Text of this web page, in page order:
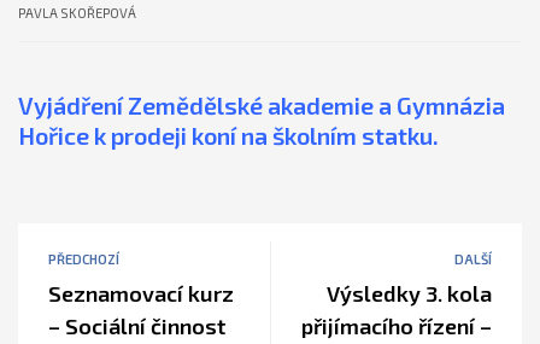
PAVLA SKOŘEPOVÁ
Vyjádření Zemědělské akademie a Gymnázia
Hořice k prodeji koní na školním statku.
PŘEDCHOZÍ
Seznamovací kurz
– Sociální činnost
DALŠÍ
Výsledky 3. kola
přijímacího řízení –